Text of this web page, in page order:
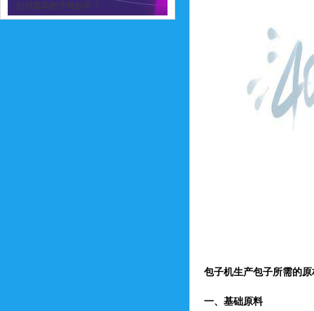
如何提高包子机效率？
包子机生产包子所需的
一、基础原料